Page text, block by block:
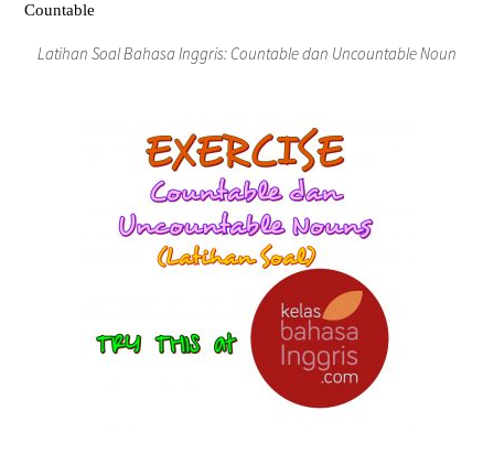
Latihan Soal Bahasa Inggris: Countable dan Uncountable Noun